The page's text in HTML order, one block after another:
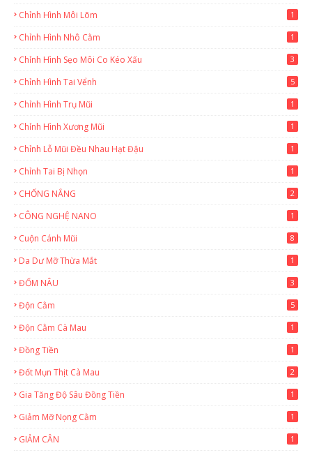
Chỉnh Hình Môi Lõm 1
Chỉnh Hình Nhô Cằm 1
Chỉnh Hình Sẹo Môi Co Kéo Xấu 3
Chỉnh Hình Tai Vểnh 5
Chỉnh Hình Trụ Mũi 1
Chỉnh Hình Xương Mũi 1
Chỉnh Lỗ Mũi Đều Nhau Hạt Đậu 1
Chỉnh Tai Bị Nhọn 1
CHỐNG NẮNG 2
CÔNG NGHỆ NANO 1
Cuộn Cánh Mũi 8
Da Dư Mỡ Thừa Mắt 1
ĐỐM NÂU 3
Độn Cằm 5
Độn Cằm Cà Mau 1
Đồng Tiền 1
Đốt Mụn Thịt Cà Mau 2
Gia Tăng Độ Sâu Đồng Tiền 1
Giảm Mỡ Nọng Cằm 1
GIẢM CÂN 1